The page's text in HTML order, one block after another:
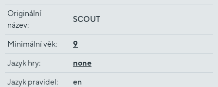
Originální
název:
SCOUT
Minimální věk: 9
Jazyk hry: none
Jazyk pravidel: en